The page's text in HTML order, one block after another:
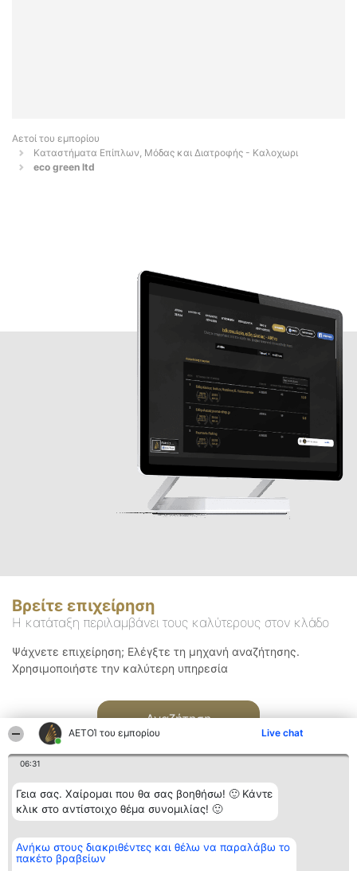
ΑΕΤΟΊ του εμπορίου Live chat
06:31
Γεια σας. Χαίρομαι που θα σας βοηθήσω! 🙂 Κάντε
κλικ στο αντίστοιχο θέμα συνομιλίας! 🙂
Ανήκω στους διακριθέντες και θέλω να παραλάβω το
πακέτο βραβείων
Αετοί του εμπορίου
Καταστήματα Επίπλων, Μόδας και Διατροφής - Καλοχωρι
eco green ltd
Βρείτε επιχείρηση
Η κατάταξη περιλαμβάνει τους καλύτερους στον κλάδο
Ψάχνετε επιχείρηση; Ελέγξτε τη μηχανή αναζήτησης.
Χρησιμοποιήστε την καλύτερη υπηρεσία
Αναζήτηση
Διοργανωτής της
κατάταξης
BEAUTIFUL COMPANY
Κατάταξη
Διακριθέντες
Επικοινωνία
Επικοινωνία